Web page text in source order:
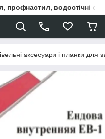
водостічні
аксесуари і планки для